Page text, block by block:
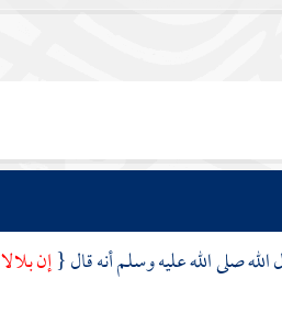
صلى الله عليه وسلم أنه قال {إنبلالا